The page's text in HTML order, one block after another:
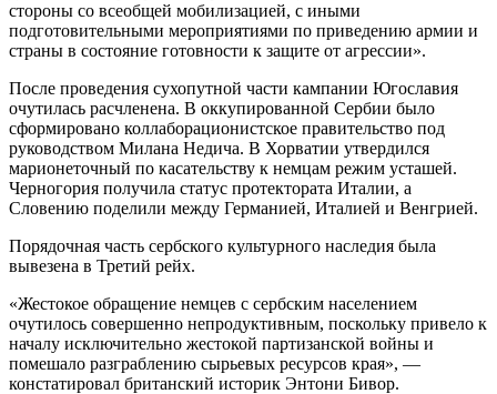
стороны со всеобщей мобилизацией, с иными
подготовительными мероприятиями по приведению армии и
страны в состояние готовности к защите от агрессии».
После проведения сухопутной части кампании Югославия
очутилась расчленена. В оккупированной Сербии было
сформировано коллаборационистское правительство под
руководством Милана Недича. В Хорватии утвердился
марионеточный по касательству к немцам режим усташей.
Черногория получила статус протектората Италии, а
Словению поделили между Германией, Италией и Венгрией.
Порядочная часть сербского культурного наследия была
вывезена в Третий рейх.
«Жестокое обращение немцев с сербским населением
очутилось совершенно непродуктивным, поскольку привело к
началу исключительно жестокой партизанской войны и
помешало разграблению сырьевых ресурсов края», —
констатировал британский историк Энтони Бивор.